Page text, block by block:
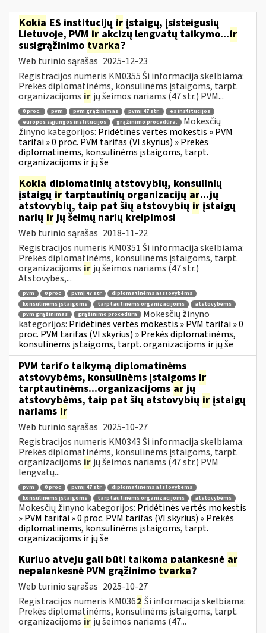
Kokia ES institucijų ir įstaigų, įsisteigusių
Lietuvoje, PVM ir akcizų lengvatų taikymo...ir
susigrąžinimo tvarka?
Web turinio sąrašas 2025-12-23
Registracijos numeris KM0355 Ši informacija skelbiama:
Prekės diplomatinėms, konsulinėms įstaigoms, tarpt.
organizacijoms ir jų šeimos nariams (47 str.) PVM...
0 proc. pvm pvm grąžinimas pvmį 47 str.
es institucijos
europos sąjungos institucijos
grąžinimo procedūra.
Mokesčių
žinyno kategorijos: Pridėtinės vertės mokestis » PVM
tarifai » 0 proc. PVM tarifas (VI skyrius) » Prekės
diplomatinėms, konsulinėms įstaigoms, tarpt.
organizacijoms ir jų še
Kokia diplomatinių atstovybių, konsulinių
įstaigų ir tarptautinių organizacijų ar...jų
atstovybių, taip pat šių atstovybiųir įstaigų
narių irjų šeimų narių kreipimosi
Web turinio sąrašas 2018-11-22
Registracijos numeris KM0351 Ši informacija skelbiama:
Prekės diplomatinėms, konsulinėms įstaigoms, tarpt.
organizacijoms ir jų šeimos nariams (47 str.)
Atstovybės,...
pvm 0 proc pvmį 47 str
diplomatinėms atstovybėms
konsulinėms įstaigoms
tarptautinėms organizacijoms
atstovybėms
pvm grąžinimas
grąžinimo procedūra
Mokesčių žinyno
kategorijos: Pridėtinės vertės mokestis » PVM tarifai » 0
proc. PVM tarifas (VI skyrius) » Prekės diplomatinėms,
konsulinėms įstaigoms, tarpt. organizacijoms ir jų še
PVM tarifo taikymą diplomatinėms
atstovybėms, konsulinėms įstaigoms ir
tarptautinėms...organizacijoms arjų
atstovybėms, taip pat šių atstovybių ir įstaigų
nariams ir
Web turinio sąrašas 2025-10-27
Registracijos numeris KM0343 Ši informacija skelbiama:
Prekės diplomatinėms, konsulinėms įstaigoms, tarpt.
organizacijoms ir jų šeimos nariams (47 str.) PVM
lengvatų...
pvm 0 proc pvmį 47 str
diplomatinėms atstovybėms
konsulinėms įstaigoms
tarptautinėms organizacijoms atstovybėms
Mokesčių žinyno kategorijos: Pridėtinės vertės mokestis
» PVM tarifai » 0 proc. PVM tarifas (VI skyrius) » Prekės
diplomatinėms, konsulinėms įstaigoms, tarpt.
organizacijoms ir jų še
Kuriuo atveju gali būti taikoma palankesnė ar
nepalankesnė PVM grąžinimo tvarka?
Web turinio sąrašas 2025-10-27
Registracijos numeris KM0362 Ši informacija skelbiama:
Prekės diplomatinėms, konsulinėms įstaigoms, tarpt.
organizacijoms ir jų šeimos nariams (47...